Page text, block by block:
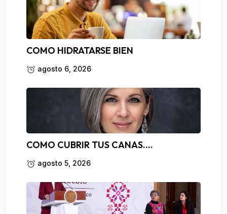
COMO HIDRATARSE BIEN
agosto 6, 2026
COMO CUBRIR TUS CANAS….
agosto 5, 2026